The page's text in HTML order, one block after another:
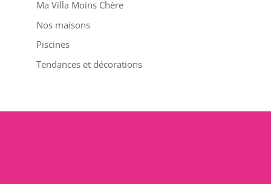
Ma Villa Moins Chère
Nos maisons
Piscines
Tendances et décorations